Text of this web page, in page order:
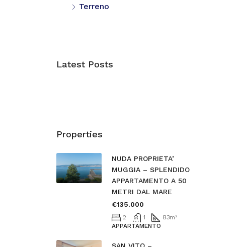
Terreno
Latest Posts
Properties
NUDA PROPRIETA’
MUGGIA – SPLENDIDO
APPARTAMENTO A 50
METRI DAL MARE
€135.000
2 1 83m²
APPARTAMENTO